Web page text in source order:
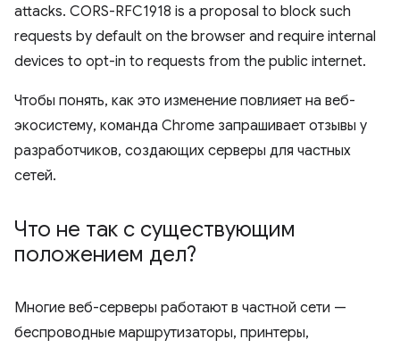
attacks. CORS-RFC1918 is a proposal to block such
requests by default on the browser and require internal
devices to opt-in to requests from the public internet.
Чтобы понять, как это изменение повлияет на веб-
экосистему, команда Chrome запрашивает отзывы у
разработчиков, создающих серверы для частных
сетей.
Что не так с существующим
положением дел?
Многие веб-серверы работают в частной сети —
беспроводные маршрутизаторы, принтеры,